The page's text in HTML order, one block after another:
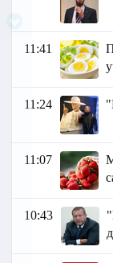
11:41
11:24
11:07
10:43